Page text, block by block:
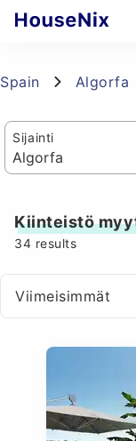
Spain Algorfa
Sijainti
Kiinteistö
34 results
Viimeisimmät